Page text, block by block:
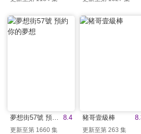
8.4
更新至第 1660 集
豬哥壹級棒
更新至第 263 集